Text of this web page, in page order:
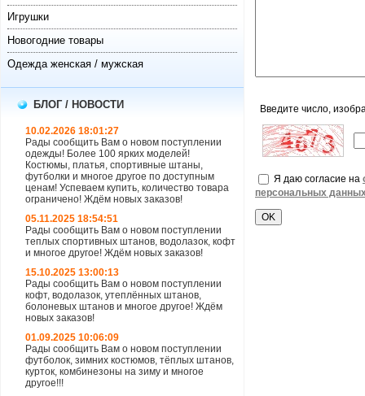
Игрушки
Новогодние товары
Одежда женская / мужская
БЛОГ / НОВОСТИ
10.02.2026 18:01:27
Рады сообщить Вам о новом поступлении
одежды! Более 100 ярких моделей!
Костюмы, платья, спортивные штаны,
футболки и многое другое по доступным
ценам! Успеваем купить, количество товара
ограничено! Ждём новых заказов!
05.11.2025 18:54:51
Рады сообщить Вам о новом поступлении
теплых спортивных штанов, водолазок, кофт
и многое другое! Ждём новых заказов!
15.10.2025 13:00:13
Рады сообщить Вам о новом поступлении
кофт, водолазок, утеплённых штанов,
болоневых штанов и многое другое! Ждём
новых заказов!
01.09.2025 10:06:09
Рады сообщить Вам о новом поступлении
футболок, зимних костюмов, тёплых штанов,
курток, комбинезоны на зиму и многое
другое!!!
Введите число,
Я даю согласие на
персональных